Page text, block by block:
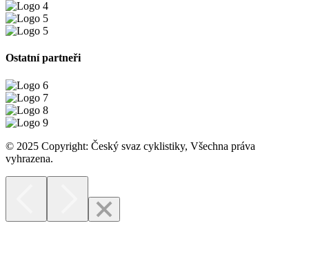
Ostatní partneři
© 2025 Copyright: Český svaz cyklistiky, Všechna práva
vyhrazena.